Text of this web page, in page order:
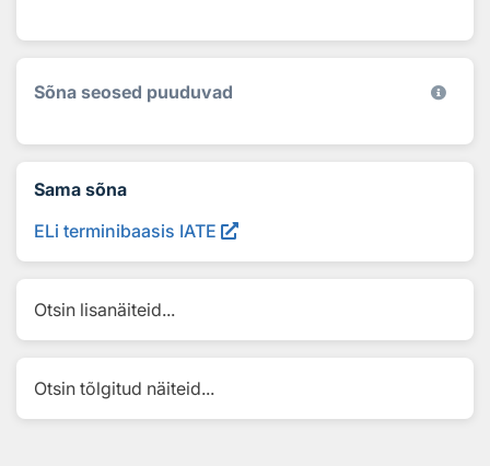
Sõna seosed puuduvad
Sama sõna
ELi terminibaasis IATE
Otsin lisanäiteid...
Otsin tõlgitud näiteid...